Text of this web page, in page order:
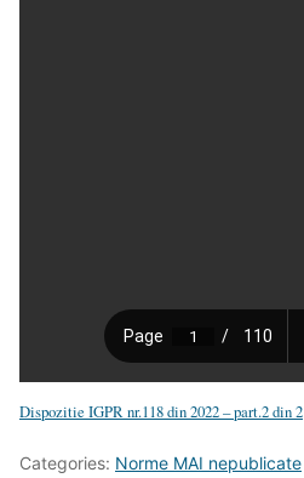
Dispozitie IGPR nr.118 din 2022 – part.2 din 2
Categories: Norme MAI nepublicate